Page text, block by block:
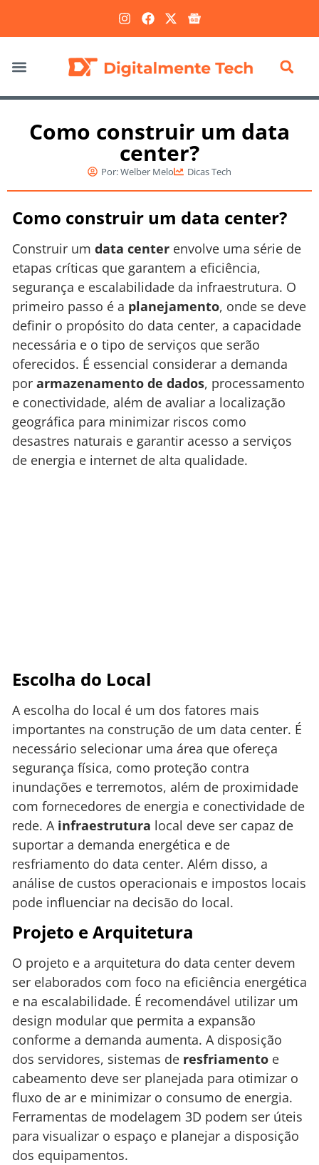
Como construir um data
center?
Por:Welber Melo Dicas Tech
Como construir um data center?
Construir um data center envolve uma série de
etapas críticas que garantem a eficiência,
segurança e escalabilidade da infraestrutura. O
primeiro passo é a planejamento, onde se deve
definir o propósito do data center, a capacidade
necessária e o tipo de serviços que serão
oferecidos. É essencial considerar a demanda
por armazenamento de dados, processamento
e conectividade, além de avaliar a localização
geográfica para minimizar riscos como
desastres naturais e garantir acesso a serviços
de energia e internet de alta qualidade.
Escolha do Local
A escolha do local é um dos fatores mais
importantes na construção de um data center. É
necessário selecionar uma área que ofereça
segurança física, como proteção contra
inundações e terremotos, além de proximidade
com fornecedores de energia e conectividade de
rede. A infraestrutura local deve ser capaz de
suportar a demanda energética e de
resfriamento do data center. Além disso, a
análise de custos operacionais e impostos locais
pode influenciar na decisão do local.
Projeto e Arquitetura
O projeto e a arquitetura do data center devem
ser elaborados com foco na eficiência energética
e na escalabilidade. É recomendável utilizar um
design modular que permita a expansão
conforme a demanda aumenta. A disposição
dos servidores, sistemas de resfriamento e
cabeamento deve ser planejada para otimizar o
fluxo de ar e minimizar o consumo de energia.
Ferramentas de modelagem 3D podem ser úteis
para visualizar o espaço e planejar a disposição
dos equipamentos.